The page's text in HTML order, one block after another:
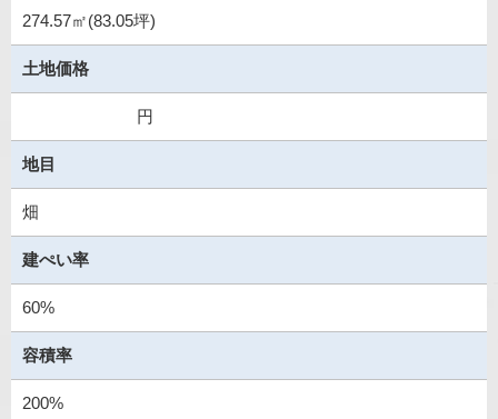
274.57㎡(83.05坪)
土地価格
円
地目
畑
建ぺい率
60%
容積率
200%